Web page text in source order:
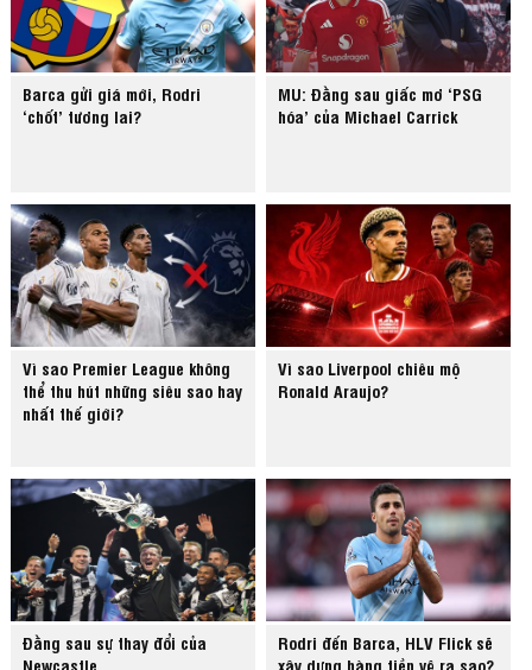
Barca gửi giá mới, Rodri
‘chốt’ tương lai?
MU: Đằng sau giấc mơ ‘PSG
hóa’ của Michael Carrick
Vì sao Premier League không
thể thu hút những siêu sao hay
nhất thế giới?
Vì sao Liverpool chiêu mộ
Ronald Araujo?
Đằng sau sự thay đổi của
Newcastle
Rodri đến Barca, HLV Flick sẽ
xây dựng hàng tiền vệ ra sao?